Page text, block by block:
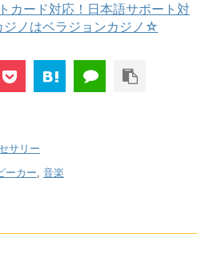
カード対応！日本語サポート対
ジノはベラジョンカジノ☆
サリー
ーカー, 音楽